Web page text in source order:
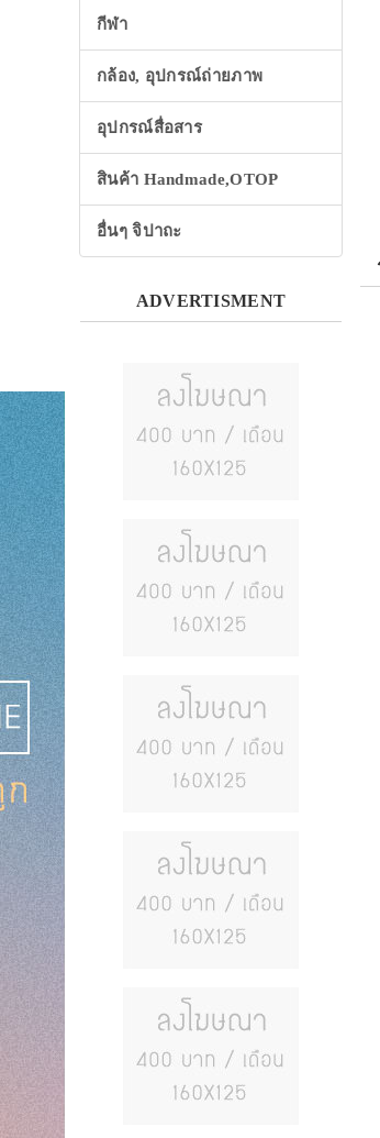
กีฬา
กล้อง, อุปกรณ์ถ่ายภาพ
อุปกรณ์สื่อสาร
สินค้า Handmade,OTOP
อื่นๆ จิปาถะ
ADVERTISMENT